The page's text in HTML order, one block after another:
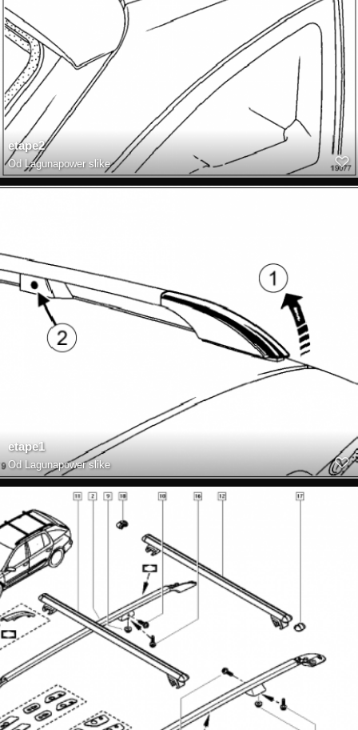
etape2
Od Lagunapower slike
etape1
Od Lagunapower slike